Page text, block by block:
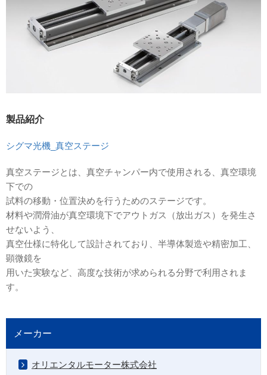
製品紹介
シグマ光機_真空ステージ
真空ステージとは、真空チャンパー内で使用される、真空環境
下での
試料の移動・位置決めを行うためのステージです。
材料や潤滑油が真空環境下でアウトガス（放出ガス）を発生さ
せないよう、
真空仕様に特化して設計されており、半導体製造や精密加工、
顕微鏡を
用いた実験など、高度な技術が求められる分野で利用されま
す。
メーカー
オリエンタルモーター株式会社